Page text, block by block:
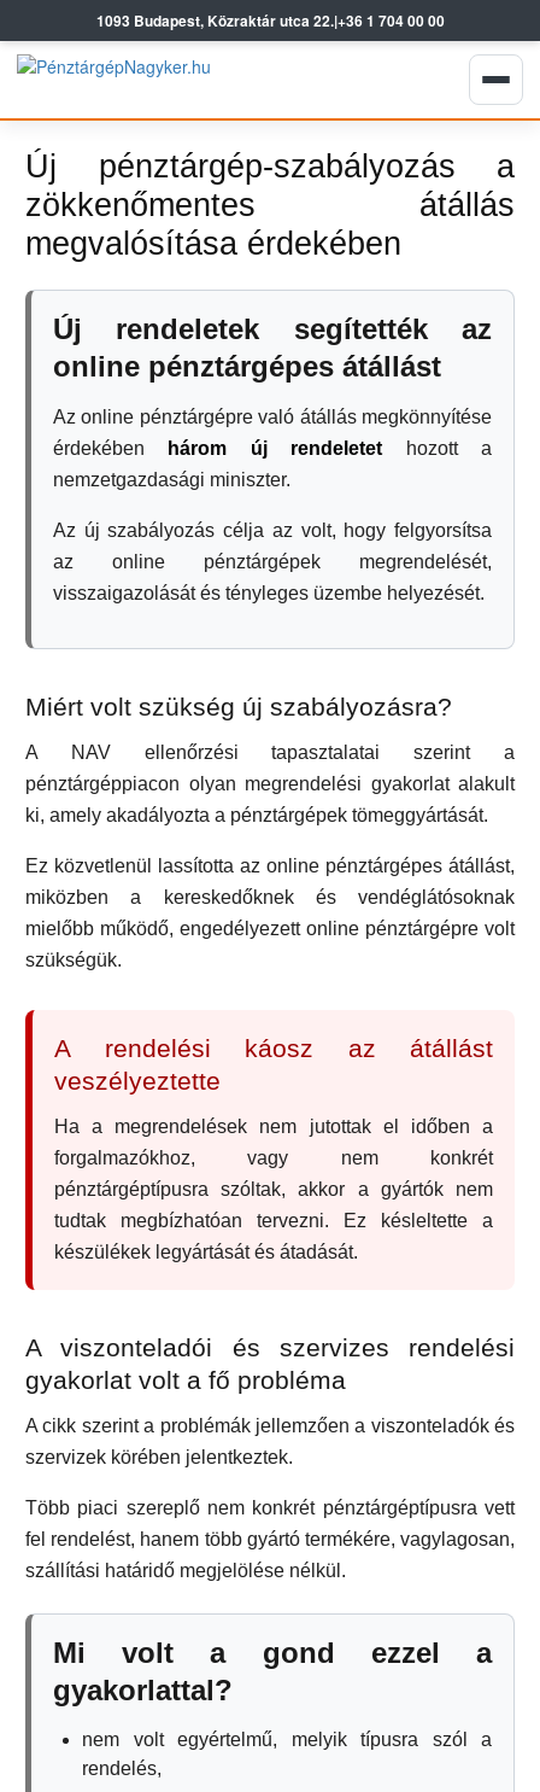
1093 Budapest, Közraktár utca 22.|+36 1 704 00 00
Új pénztárgép-szabályozás a
zökkenőmentes átállás
megvalósítása érdekében
Új rendeletek segítették az
online pénztárgépes átállást
Az online pénztárgépre való átállás megkönnyítése
érdekében
három új rendeletet hozott a
nemzetgazdasági miniszter.
Az új szabályozás célja az volt, hogy felgyorsítsa
az online pénztárgépek megrendelését,
visszaigazolását és tényleges üzembe helyezését.
Miért volt szükség új szabályozásra?
A NAV ellenőrzési tapasztalatai szerint a
pénztárgéppiacon olyan megrendelési gyakorlat alakult
ki, amely akadályozta a pénztárgépek tömeggyártását.
Ez közvetlenül lassította az online pénztárgépes átállást,
miközben a kereskedőknek és vendéglátósoknak
mielőbb működő, engedélyezett online pénztárgépre volt
szükségük.
A rendelési káosz az átállást
veszélyeztette
Ha a megrendelések nem jutottak el időben a
forgalmazókhoz, vagy nem konkrét
pénztárgéptípusra szóltak, akkor a gyártók nem
tudtak megbízhatóan tervezni. Ez késleltette a
készülékek legyártását és átadását.
A viszonteladói és szervizes rendelési
gyakorlat volt a fő probléma
A cikk szerint a problémák jellemzően a viszonteladók és
szervizek körében jelentkeztek.
Több piaci szereplő nem konkrét pénztárgéptípusra vett
fel rendelést, hanem több gyártó termékére, vagylagosan,
szállítási határidő megjelölése nélkül.
Mi volt a gond ezzel a
gyakorlattal?
nem volt egyértelmű, melyik típusra szól a
rendelés,